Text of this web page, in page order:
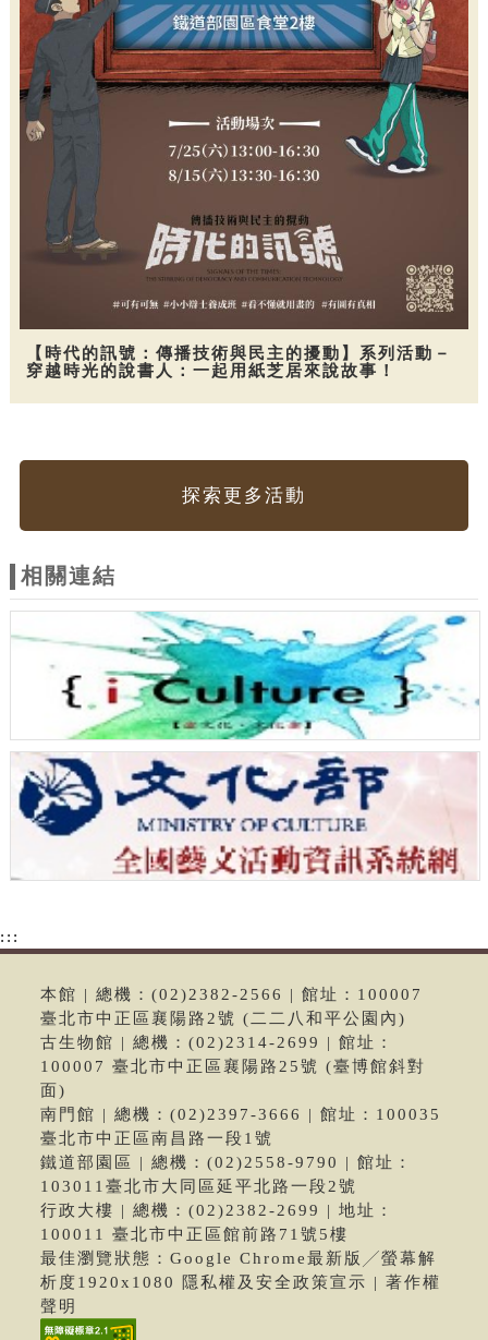
【時代的訊號：傳播技術與民主的擾動】系列活動－
穿越時光的說書人：一起用紙芝居來說故事！
探索更多活動
相關連結
:::
本館 | 總機：(02)2382-2566 | 館址：100007
臺北市中正區襄陽路2號 (二二八和平公園內)
古生物館 | 總機：(02)2314-2699 | 館址：
100007 臺北市中正區襄陽路25號 (臺博館斜對
面)
南門館 | 總機：(02)2397-3666 | 館址：100035
臺北市中正區南昌路一段1號
鐵道部園區 | 總機：(02)2558-9790 | 館址：
103011臺北市大同區延平北路一段2號
行政大樓 | 總機：(02)2382-2699 | 地址：
100011 臺北市中正區館前路71號5樓
最佳瀏覽狀態：Google Chrome最新版╱螢幕解
析度1920x1080 隱私權及安全政策宣示 | 著作權
聲明